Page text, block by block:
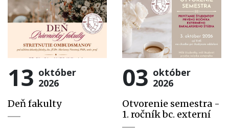
13 október
2026
Deň fakulty
03 október
2026
Otvorenie semestra -
1. ročník bc. externí